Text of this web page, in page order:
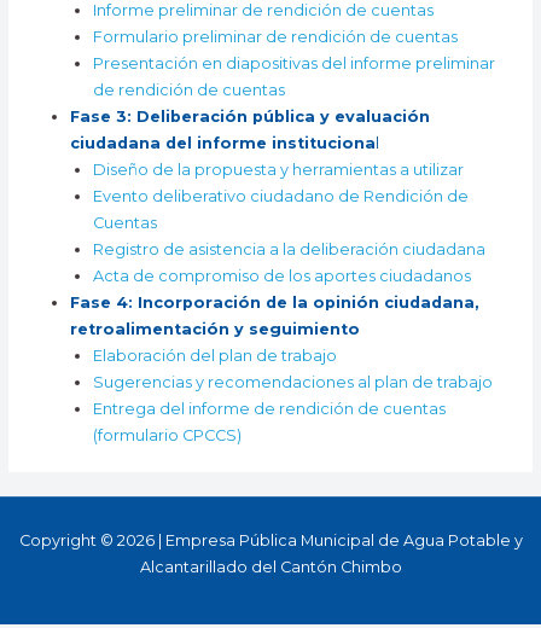
Informe preliminar de rendición de cuentas
Formulario preliminar de rendición de cuentas
Presentación en diapositivas del informe preliminar
de rendición de cuentas
Fase 3: Deliberación pública y evaluación
ciudadana del informe instituciona
Diseño de la propuesta y herramientas a utilizar
Evento deliberativo ciudadano de Rendición de
Cuentas
Registro de asistencia a la deliberación ciudadana
Acta de compromiso de los aportes ciudadanos
Fase 4: Incorporación de la opinión ciudadana,
retroalimentación y seguimiento
Elaboración del plan de trabajo
Sugerencias y recomendaciones al plan de trabajo
Entrega del informe de rendición de cuentas
(formulario CPCCS)
Copyright © 2026 | Empresa Pública Municipal de Agua Potable y
Alcantarillado del Cantón Chimbo